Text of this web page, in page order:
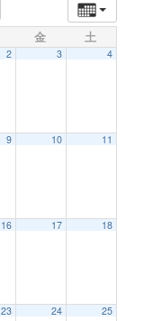
金 土
2 3 4
9 10 11
16 17 18
23 24 25